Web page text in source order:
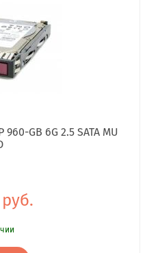
GB 6G 2.5 SATA MU